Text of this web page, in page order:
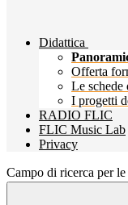
Didattica
Offerta
Le schede
I progetti
RADIO FLIC
FLIC Music Lab
Privacy
Campo di ricerca per